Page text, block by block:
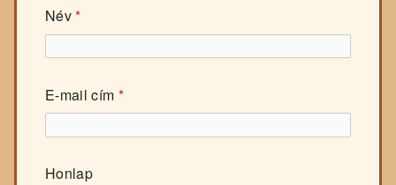
Név*
E-mail cím *
Honlap